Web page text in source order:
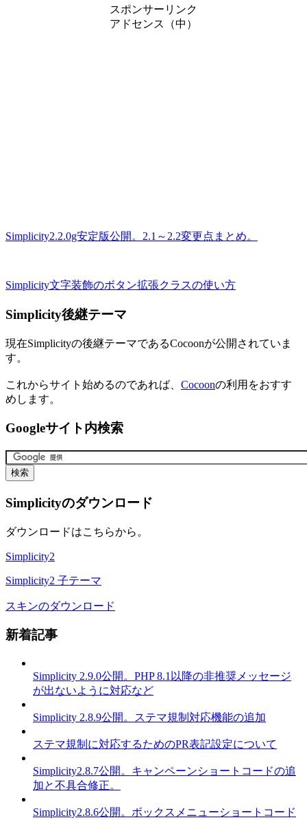
スポンサーリンク
アドセンス（中）
Simplicity2.2.0g安定版公開。2.1～2.2変更点まとめ。
Simplicity文字装飾のボタン拡張クラスの使い方
Simplicity後継テーマ
現在Simplicityの後継テーマであるCocoonが公開されていま
す。
これからサイト始めるのであれば、 Cocoonの利用をおすす
めします。
Googleサイト内検索
Simplicityのダウンロード
ダウンロードはこちらから。
Simplicity2
Simplicity2 子テーマ
スキンのダウンロード
新着記事
Simplicity 2.9.0公開。PHP 8.1以降の非推奨メッセージ
が出ないように対応など
Simplicity 2.8.9公開。ステマ規制対応機能の追加
ステマ規制に対応するためのPR表記設定について
Simplicity2.8.7公開。キャンペーンショートコードの追
加と不具合修正。
Simplicity2.8.6公開。ボックスメニューショートコード